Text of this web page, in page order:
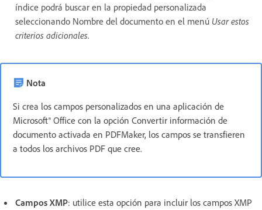
índice podrá buscar en la propiedad personalizada
seleccionando Nombre del documento en el menú Usar estos
criterios adicionales.
Nota
Si crea los campos personalizados en una aplicación de
Microsoft® Office con la opción Convertir información de
documento activada en PDFMaker, los campos se transfieren
a todos los archivos PDF que cree.
Campos XMP: utilice esta opción para incluir los campos XMP